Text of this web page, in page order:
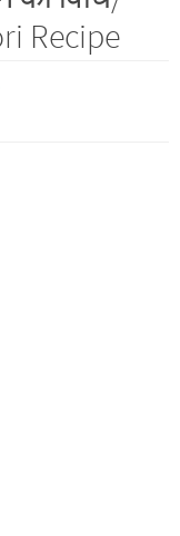
Recipe